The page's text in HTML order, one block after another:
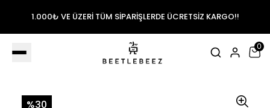
1.000₺ VE ÜZERİ TÜM SİPARİŞLERDE ÜCRETSİZ KARGO!!
0
%30